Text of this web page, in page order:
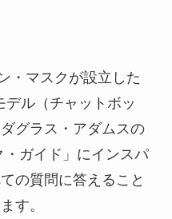
・マスクが設立した
ル（チャットボッ
グラス・アダムスの
ガイド」にインスパ
の質問に答えること
す。